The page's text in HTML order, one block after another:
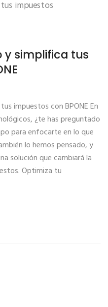
y simplifica tus
impuestos con BPONE En
¿te has preguntado
para enfocarte en lo que
lo hemos pensado, y
solución que cambiará la
Optimiza tu